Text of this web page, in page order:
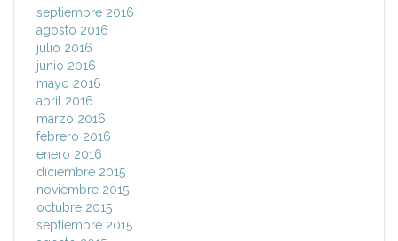
septiembre 2016
agosto 2016
julio 2016
junio 2016
mayo 2016
abril 2016
marzo 2016
febrero 2016
enero 2016
diciembre 2015
noviembre 2015
octubre 2015
septiembre 2015